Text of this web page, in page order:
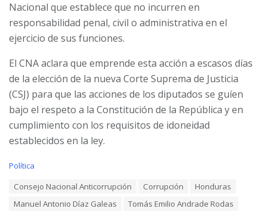
Nacional que establece que no incurren en
responsabilidad penal, civil o administrativa en el
ejercicio de sus funciones.
El CNA aclara que emprende esta acción a escasos días
de la elección de la nueva Corte Suprema de Justicia
(CSJ) para que las acciones de los diputados se guíen
bajo el respeto a la Constitución de la República y en
cumplimiento con los requisitos de idoneidad
establecidos en la ley.
C
Política
Consejo Nacional Anticorrupción Corrupción
Honduras
Manuel Antonio Díaz Galeas
Tomás Emilio Andrade Rodas